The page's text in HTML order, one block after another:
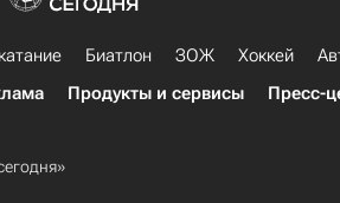
Биатлон ЗОЖ Хоккей
Продукты и сервисы Пресс-